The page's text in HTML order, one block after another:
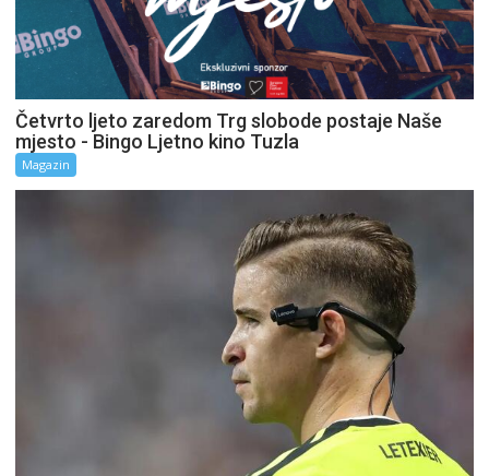
Četvrto ljeto zaredom Trg slobode postaje Naše
mjesto - Bingo Ljetno kino Tuzla
Magazin